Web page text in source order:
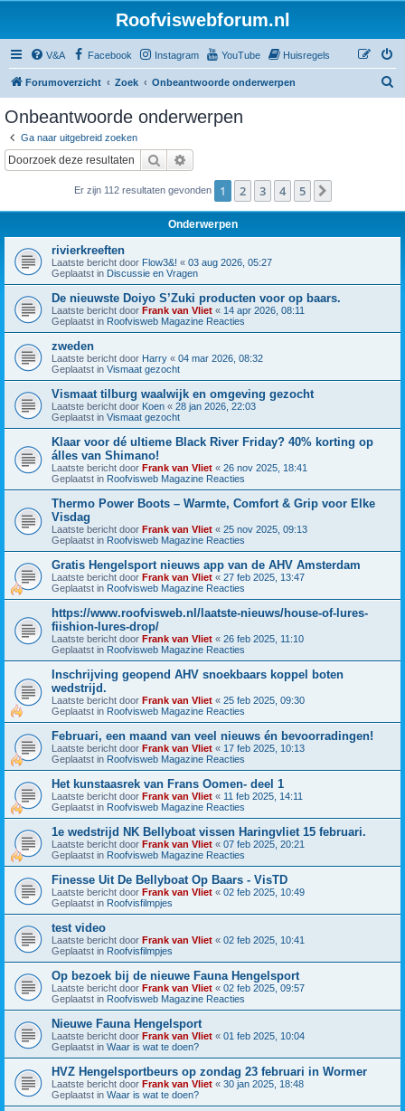
Roofviswebforum.nl
V&A Facebook Instagram YouTube Huisregels
Forumoverzicht Zoek Onbeantwoorde onderwerpen
Onbeantwoorde onderwerpen
Ga naar uitgebreid zoeken
Zoek
Er zijn 112 resultaten gevonden 1 2 3 4 5
Onderwerpen
rivierkreeften
Laatste bericht door Flow3&! « 03 aug 2026, 05:27
Geplaatst in Discussie en Vragen
De nieuwste Doiyo S’Zuki producten voor op baars.
Laatste bericht door Frank van Vliet « 14 apr 2026, 08:11
Geplaatst in Roofvisweb Magazine Reacties
zweden
Laatste bericht door Harry « 04 mar 2026, 08:32
Geplaatst in Vismaat gezocht
Vismaat tilburg waalwijk en omgeving gezocht
Laatste bericht door Koen « 28 jan 2026, 22:03
Geplaatst in Vismaat gezocht
Klaar voor dé ultieme Black River Friday? 40% korting op
álles van Shimano!
Laatste bericht door Frank van Vliet « 26 nov 2025, 18:41
Geplaatst in Roofvisweb Magazine Reacties
Thermo Power Boots – Warmte, Comfort & Grip voor Elke
Visdag
Laatste bericht door Frank van Vliet « 25 nov 2025, 09:13
Geplaatst in Roofvisweb Magazine Reacties
Gratis Hengelsport nieuws app van de AHV Amsterdam
Laatste bericht door Frank van Vliet « 27 feb 2025, 13:47
Geplaatst in Roofvisweb Magazine Reacties
https://www.roofvisweb.nl/laatste-nieuws/house-of-lures-
fiishion-lures-drop/
Laatste bericht door Frank van Vliet « 26 feb 2025, 11:10
Geplaatst in Roofvisweb Magazine Reacties
Inschrijving geopend AHV snoekbaars koppel boten
wedstrijd.
Laatste bericht door Frank van Vliet « 25 feb 2025, 09:30
Geplaatst in Roofvisweb Magazine Reacties
Februari, een maand van veel nieuws én bevoorradingen!
Laatste bericht door Frank van Vliet « 17 feb 2025, 10:13
Geplaatst in Roofvisweb Magazine Reacties
Het kunstaasrek van Frans Oomen- deel 1
Laatste bericht door Frank van Vliet « 11 feb 2025, 14:11
Geplaatst in Roofvisweb Magazine Reacties
1e wedstrijd NK Bellyboat vissen Haringvliet 15 februari.
Laatste bericht door Frank van Vliet « 07 feb 2025, 20:21
Geplaatst in Roofvisweb Magazine Reacties
Finesse Uit De Bellyboat Op Baars - VisTD
Laatste bericht door Frank van Vliet « 02 feb 2025, 10:49
Geplaatst in Roofvisfilmpjes
test video
Laatste bericht door Frank van Vliet « 02 feb 2025, 10:41
Geplaatst in Roofvisfilmpjes
Op bezoek bij de nieuwe Fauna Hengelsport
Laatste bericht door Frank van Vliet « 02 feb 2025, 09:57
Geplaatst in Roofvisweb Magazine Reacties
Nieuwe Fauna Hengelsport
Laatste bericht door Frank van Vliet « 01 feb 2025, 10:04
Geplaatst in Waar is wat te doen?
HVZ Hengelsportbeurs op zondag 23 februari in Wormer
Laatste bericht door Frank van Vliet « 30 jan 2025, 18:48
Geplaatst in Waar is wat te doen?